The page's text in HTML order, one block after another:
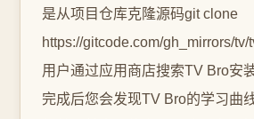
是从项目仓库克隆源码git clone
https://gitcode.com/gh_mirrors/
用户通过应用商店搜索TV Bro安
完成后您会发现TV Bro的学习